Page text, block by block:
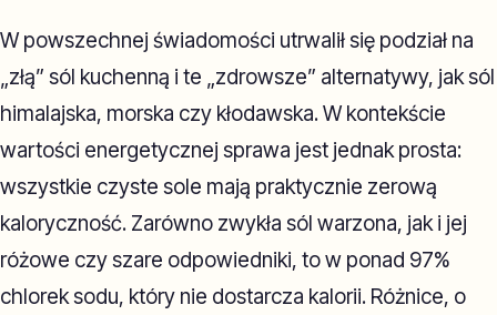
W powszechnej świadomości utrwalił się podział na
„złą” sól kuchenną i te „zdrowsze” alternatywy, jak sól
himalajska, morska czy kłodawska. W kontekście
wartości energetycznej sprawa jest jednak prosta:
wszystkie czyste sole mają praktycznie zerową
kaloryczność. Zarówno zwykła sól warzona, jak i jej
różowe czy szare odpowiedniki, to w ponad 97%
chlorek sodu, który nie dostarcza kalorii. Różnice, o